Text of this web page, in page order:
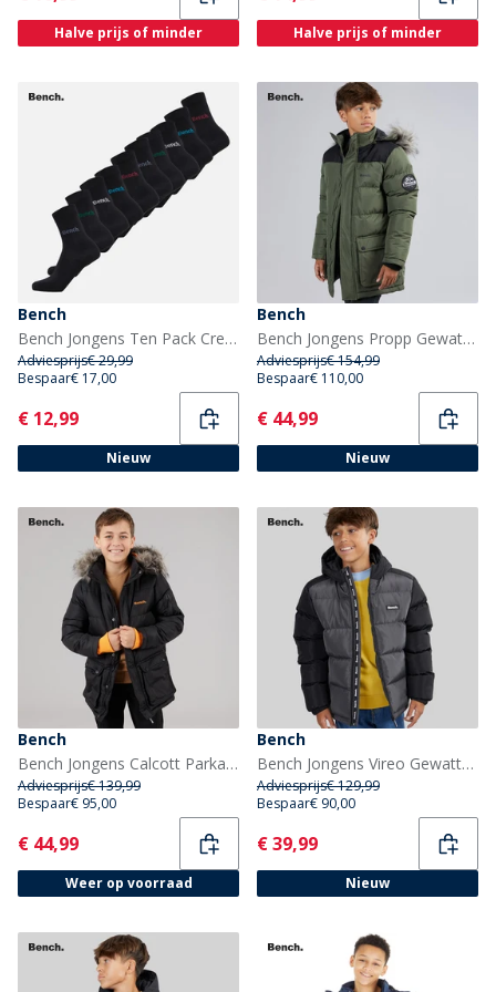
Halve prijs of minder Halve prijs of minder
Bench
Bench Jongens Ten Pack Creswick Kostuum Sokken Zwart
Adviesprijs€ 29,99
Bespaar€ 17,00
Current
€ 12,99
Nieuw
Bench
Bench Jongens Propp Gewatteerde Parka Jas Khaki
Adviesprijs€ 154,99
Bespaar€ 110,00
Current
€ 44,99
Nieuw
Bench
Bench Jongens Calcott Parka Jas Zwart
Adviesprijs€ 139,99
Bespaar€ 95,00
Current
€ 44,99
Weer op voorraad
Bench
Bench Jongens Vireo Gewatteerde Jas Dark Grey/Zwart
Adviesprijs€ 129,99
Bespaar€ 90,00
Current
€ 39,99
Nieuw